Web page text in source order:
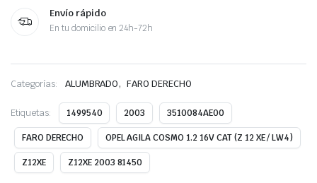
Envío rápido
En tu domicilio en 24h-72h
Categorías: ALUMBRADO, FARO DERECHO
Etiquetas: 1499540 2003 3510084AE00
FARO DERECHO OPEL AGILA COSMO 1.2 16V CAT (Z 12 XE / LW4)
Z12XE Z12XE 2003 81450